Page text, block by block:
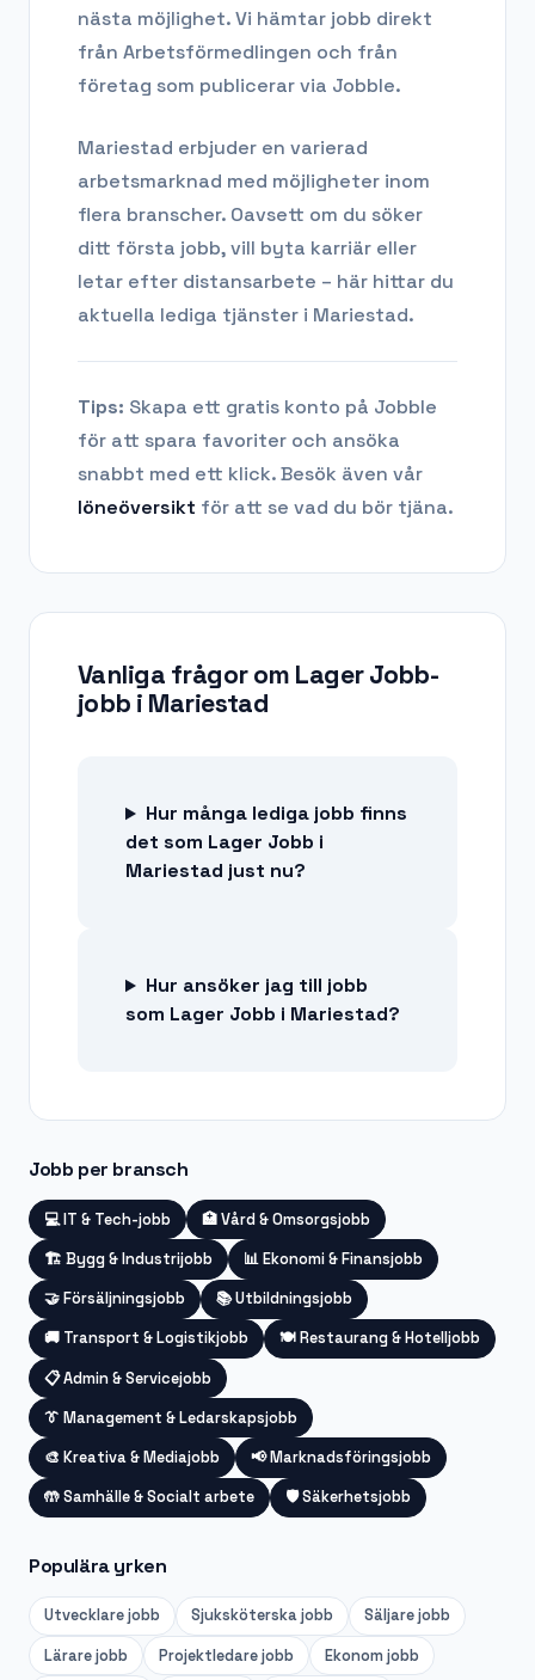
nästa möjlighet. Vi hämtar jobb direkt
från Arbetsförmedlingen och från
företag som publicerar via Jobble.
Mariestad erbjuder en varierad
arbetsmarknad med möjligheter inom
flera branscher. Oavsett om du söker
ditt första jobb, vill byta karriär eller
letar efter distansarbete – här hittar du
aktuella lediga tjänster i Mariestad.
Tips: Skapa ett gratis konto på Jobble
för att spara favoriter och ansöka
snabbt med ett klick. Besök även vår
löneöversikt för att se vad du bör tjäna.
Vanliga frågor om Lager Jobb-
jobb i Mariestad
Hur många lediga jobb finns
det som Lager Jobb i
Mariestad just nu?
Hur ansöker jag till jobb
som Lager Jobb i Mariestad?
Jobb per bransch
💻IT & Tech-jobb 🏥Vård & Omsorgsjobb
🏗️ Bygg & Industrijobb 📊Ekonomi & Finansjobb
🤝Försäljningsjobb 📚Utbildningsjobb
🚚 Transport & Logistikjobb 🍽️Restaurang & Hotelljobb
📋Admin & Servicejobb
👔 Management & Ledarskapsjobb
🎨 Kreativa & Mediajobb 📢Marknadsföringsjobb
🤲Samhälle & Socialt arbete 🛡️Säkerhetsjobb
Populära yrken
Utvecklarejobb Sjuksköterskajobb Säljarejobb
Lärarejobb Projektledarejobb Ekonom jobb